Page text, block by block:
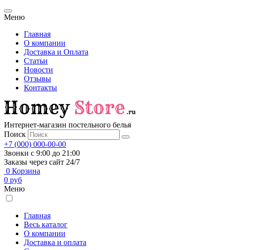
Меню
Главная
О компании
Доставка и Оплата
Статьи
Новости
Отзывы
Контакты
Интернет-магазин постельного белья
Поиск
+7 (000) 000-00-00
Звонки с 9:00 до 21:00
Заказы через сайт 24/7
0 Корзина
0 руб
Меню
Главная
Весь каталог
О компании
Доставка и оплата